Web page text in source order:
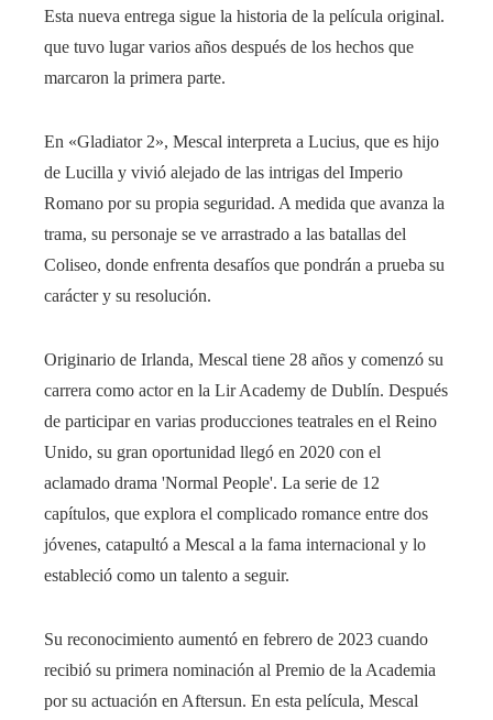
Esta nueva entrega sigue la historia de la película original.
que tuvo lugar varios años después de los hechos que
marcaron la primera parte.
En «Gladiator 2», Mescal interpreta a Lucius, que es hijo
de Lucilla y vivió alejado de las intrigas del Imperio
Romano por su propia seguridad. A medida que avanza la
trama, su personaje se ve arrastrado a las batallas del
Coliseo, donde enfrenta desafíos que pondrán a prueba su
carácter y su resolución.
Originario de Irlanda, Mescal tiene 28 años y comenzó su
carrera como actor en la Lir Academy de Dublín. Después
de participar en varias producciones teatrales en el Reino
Unido, su gran oportunidad llegó en 2020 con el
aclamado drama 'Normal People'. La serie de 12
capítulos, que explora el complicado romance entre dos
jóvenes, catapultó a Mescal a la fama internacional y lo
estableció como un talento a seguir.
Su reconocimiento aumentó en febrero de 2023 cuando
recibió su primera nominación al Premio de la Academia
por su actuación en Aftersun. En esta película, Mescal